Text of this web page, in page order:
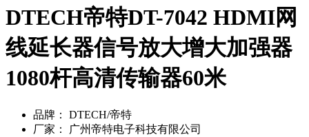
DTECH帝特DT-7042 HDMI网
线延长器信号放大增大加强器
1080杆高清传输器60米
品牌：
DTECH/帝特
厂家：
广州帝特电子科技有限公司